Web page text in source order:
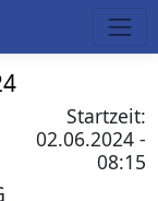
Startzeit:
02.06.2024 -
08:15